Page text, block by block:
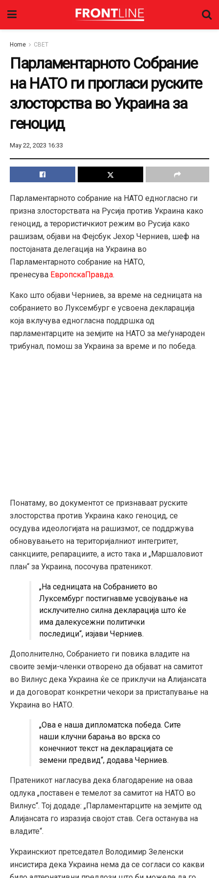
Home СВЕТ
Парламентарното Собрание
на НАТО ги прогласи руските
злосторства во Украина за
геноцид
May 22, 2023 16:33
Парламентарното собрание на НАТО едногласно ги
призна злосторствата на Русија против Украина како
геноцид, а терористичкиот режим во Русија како
рaшизам, објави на Фејсбук Јехор Черниев, шеф на
постојаната делегација на Украина во
Парламентарното собрание на НАТО,
пренесува ЕвропскаПравда.
Како што објави Черниев, за време на седницата на
собранието во Луксембург е усвоена декларација
која вклучува едногласна поддршка од
парламентарците на земјите на НАТО за меѓународен
трибунал, помош за Украина за време и по победа.
Понатаму, во документот се признаваат руските
злосторства против Украина како геноцид, се
осудува идеологијата на рашизмот, се поддржува
обновувањето на територијалниот интегритет,
санкциите, репарациите, а исто така и „Маршаловиот
план“ за Украина, посочува пратеникот.
„На седницата на Собранието во
Луксембург постигнавме усвојување на
исклучително силна декларација што ќе
има далекусежни политички
последици“, изјави Черниев.
Дополнително, Собранието ги повика владите на
своите земји-членки отворено да објават на самитот
во Вилнус дека Украина ќе се приклучи на Алијансата
и да договорат конкретни чекори за пристапување на
Украина во НАТО.
„Ова е наша дипломатска победа. Сите
наши клучни барања во врска со
конечниот текст на декларацијата се
земени предвид“, додава Черниев.
Пратеникот нагласува дека благодарение на оваа
одлука „поставен е темелот за самитот на НАТО во
Вилнус“. Тој додаде: „Парламентарците на земјите од
Алијансата го изразија својот став. Сега останува на
владите“.
Украинскиот претседател Володимир Зеленски
инсистира дека Украина нема да се согласи со какви